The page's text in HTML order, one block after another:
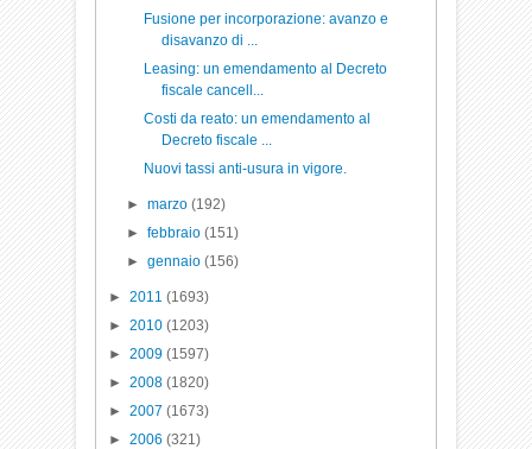
Fusione per incorporazione: avanzo e
disavanzo di ...
Leasing: un emendamento al Decreto
fiscale cancell...
Costi da reato: un emendamento al
Decreto fiscale ...
Nuovi tassi anti-usura in vigore.
► marzo (192)
► febbraio (151)
► gennaio (156)
►2011(1693)
►2010(1203)
►2009(1597)
►2008(1820)
►2007(1673)
►2006(321)